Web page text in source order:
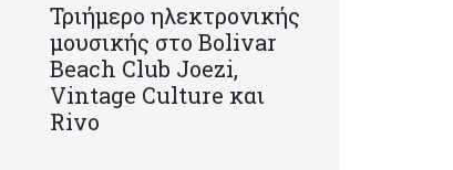
Τριήμερο ηλεκτρονικής
μουσικής στο Bolivar
Beach Club Joezi,
Vintage Culture και
Rivo